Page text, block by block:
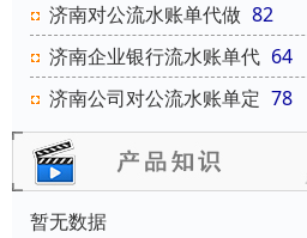
济南对公流水账单代做 82
济南企业银行流水账单代 64
济南公司对公流水账单定 78
暂无数据